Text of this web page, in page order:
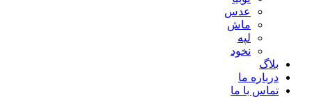
عدس
ماش
لپه
نخود
بلاگ
درباره ما
تماس با ما